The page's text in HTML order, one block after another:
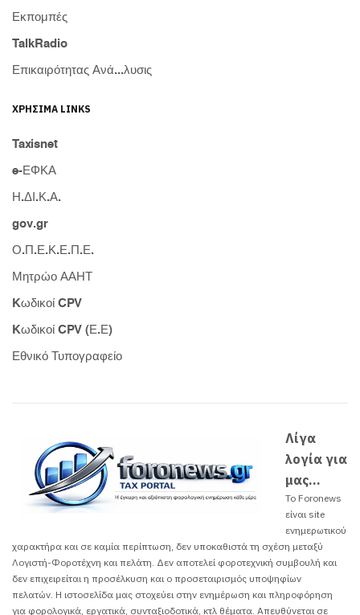
Εκπομπές
TalkRadio
Επικαιρότητας Ανά...λυσις
ΧΡΉΣΙΜΑ LINKS
Taxisnet
e-ΕΦΚΑ
Η.ΔΙ.Κ.Α.
gov.gr
Ο.Π.Ε.Κ.Ε.Π.Ε.
Μητρώο ΑΑΗΤ
Kωδικοί CPV
Kωδικοί CPV (Ε.Ε)
Εθνικό Τυπογραφείο
Λίγα
λογία για
μας...
Το Foronews
είναι site
ενημερωτικού
χαρακτήρα και σε καμία περίπτωση, δεν υποκαθιστά τη σχέση μεταξύ
Λογιστή-Φοροτέχνη και πελάτη. Δεν αποτελεί φοροτεχνική συμβουλή και
δεν επιχειρείται η προσέλκυση και ο προσεταιρισμός υποψηφίων
πελατών. H ιστοσελίδα μας στοχεύει στην ενημέρωση και πληροφόρηση
για φορολογικά, εργατικά, συνταξιοδοτικά, κτλ θέματα. Απευθύνεται σε